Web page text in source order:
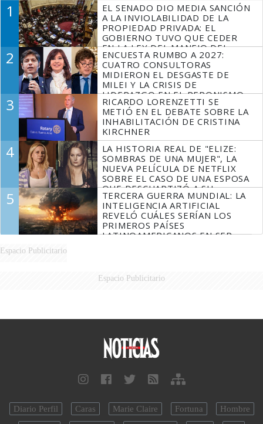
1
EL SENADO DIO MEDIA SANCIÓN
A LA INVIOLABILIDAD DE LA
PROPIEDAD PRIVADA: EL
GOBIERNO TUVO QUE CEDER
EN LA LEY DEL MANEJO DEL
FUEGO
2
ENCUESTA RUMBO A 2027:
CUATRO CONSULTORAS
MIDIERON EL DESGASTE DE
MILEI Y LA CRISIS DE
LIDERAZGO EN EL PERONISMO
3
RICARDO LORENZETTI SE
METIÓ EN EL DEBATE SOBRE LA
INHABILITACIÓN DE CRISTINA
KIRCHNER
4
LA HISTORIA REAL DE "ELIZE:
SOMBRAS DE UNA MUJER", LA
NUEVA PELÍCULA DE NETFLIX
SOBRE EL CASO DE UNA ESPOSA
QUE DESCUARTIZÓ A SU
MARIDO
5
TERCERA GUERRA MUNDIAL: LA
INTELIGENCIA ARTIFICIAL
REVELÓ CUÁLES SERÍAN LOS
PRIMEROS PAÍSES
LATINOAMERICANOS EN SER
Espacio Publicitario
Espacio Publicitario
Diario Perfil Caras Marie Claire Fortuna
Hombre